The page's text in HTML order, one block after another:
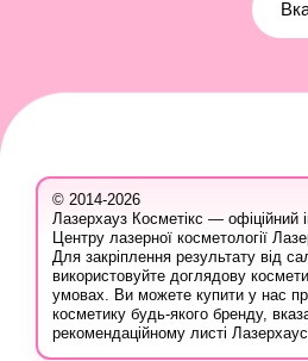
© 2014-2026
Лазерхауз Косметікс — офіційний
Центру лазерної косметології
Для закріплення результату від
використовуйте доглядову
умовах. Ви можете купити у нас
косметику будь-якого бренду,
рекомендаційному листі